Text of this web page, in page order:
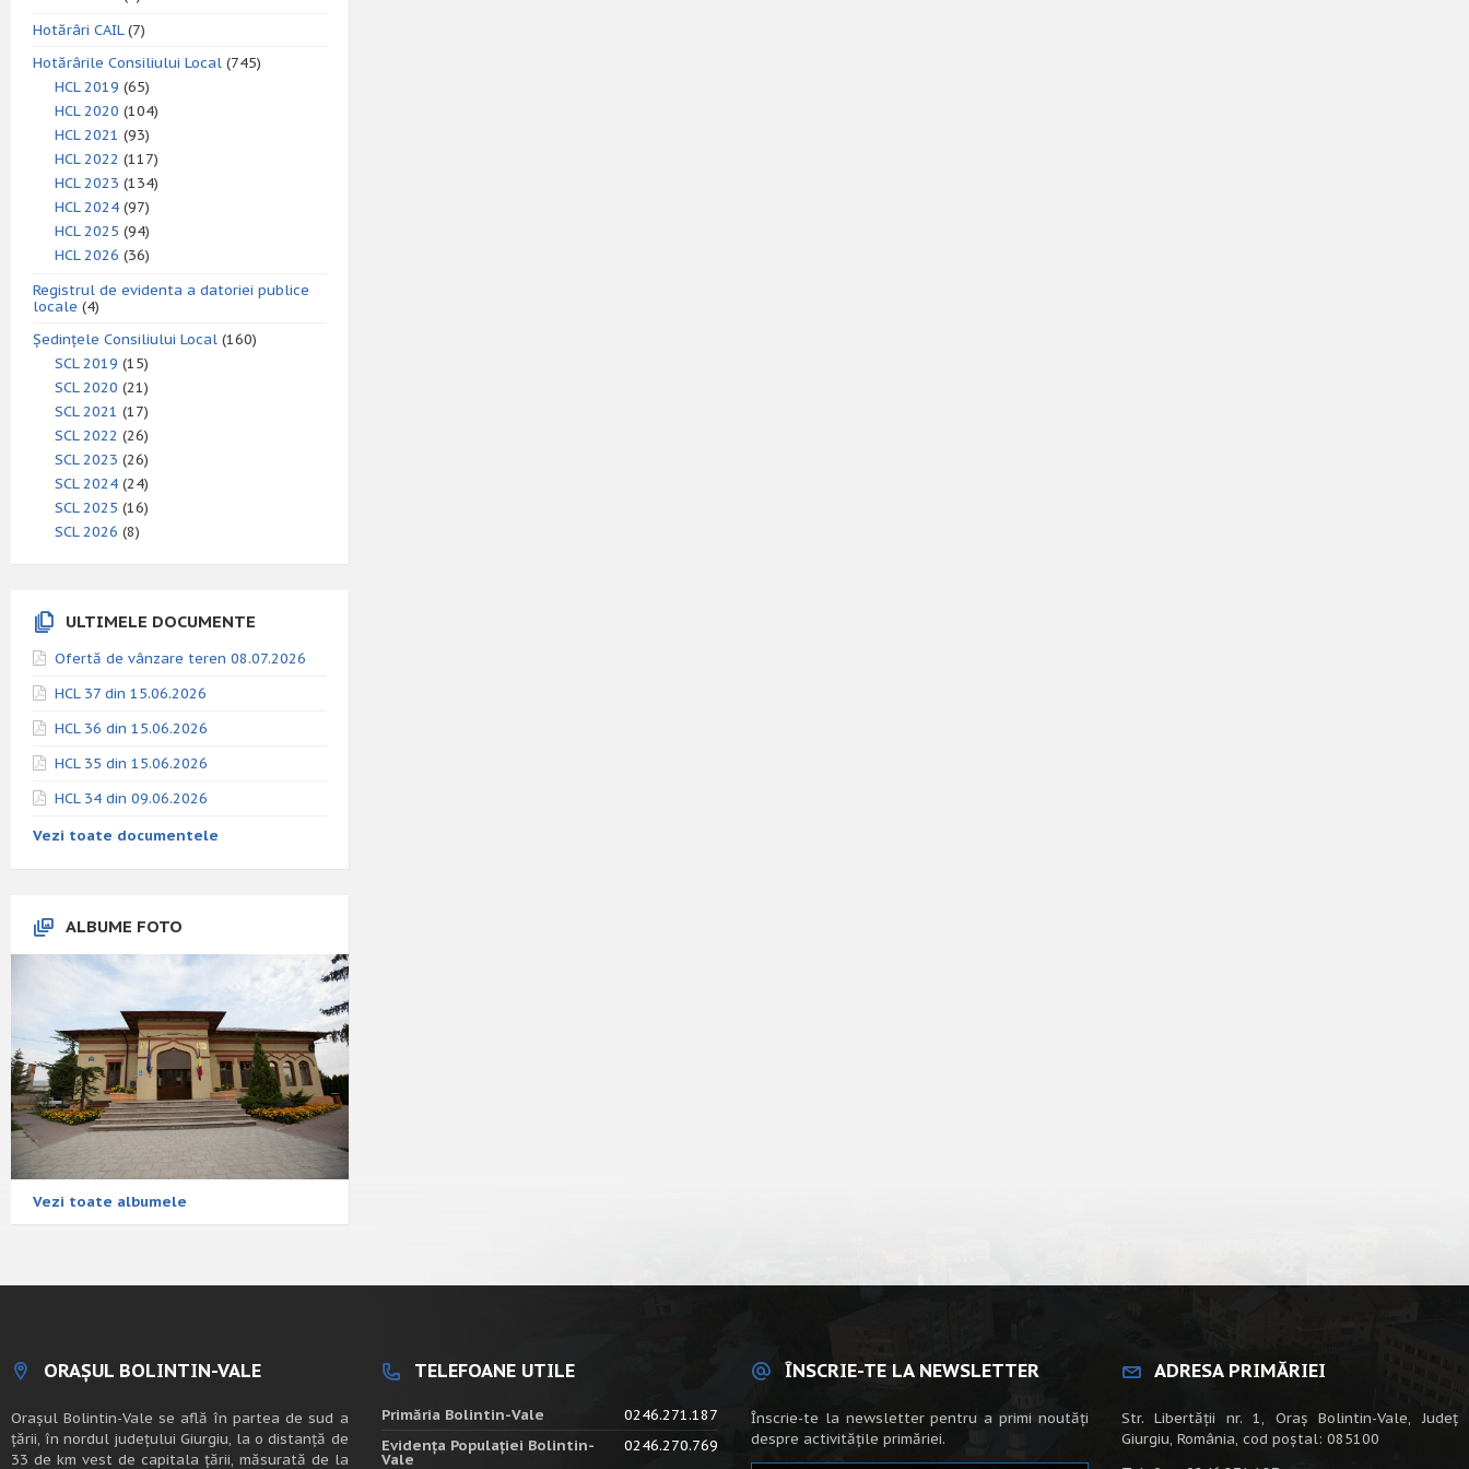
Hotărâri CAIL(7)
Hotărârile Consiliului Local (745)
HCL 2019 (65)
HCL 2020 (104)
HCL 2021 (93)
HCL 2022 (117)
HCL 2023 (134)
HCL 2024 (97)
HCL 2025 (94)
HCL 2026 (36)
Registrul de evidenta a datoriei publice
locale (4)
Ședințele Consiliului Local (160)
SCL 2019 (15)
SCL 2020 (21)
SCL 2021 (17)
SCL 2022 (26)
SCL 2023 (26)
SCL 2024 (24)
SCL 2025 (16)
SCL 2026 (8)
ULTIMELE DOCUMENTE
Ofertă de vânzare teren 08.07.2026
HCL 37 din 15.06.2026
HCL 36 din 15.06.2026
HCL 35 din 15.06.2026
HCL 34 din 09.06.2026
Vezi toate documentele
ALBUME FOTO
Vezi toate albumele
ORAȘUL BOLINTIN-VALE
Oraşul Bolintin-Vale se află în partea de sud a
ţării, în nordul judeţului Giurgiu, la o distanţă de
33 de km vest de capitala țării, măsurată de la
TELEFOANE UTILE
Primăria Bolintin-Vale
0246.271.187
Evidența Populației Bolintin-
Vale
0246.270.769
ÎNSCRIE-TE LA NEWSLETTER
Înscrie-te la newsletter pentru a primi noutăți
despre activitățile primăriei.
ADRESA PRIMĂRIEI
Str. Libertății nr. 1, Oraș Bolintin-Vale, Județ
Giurgiu, România, cod poștal: 085100